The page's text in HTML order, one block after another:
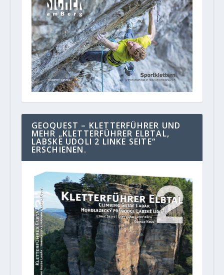
GEOQUEST – KLETTERFÜHRER UND
MEHR „KLETTERFÜHRER ELBTAL,
LABSKE UDOLI 2 LINKE SEITE“
ERSCHIENEN.